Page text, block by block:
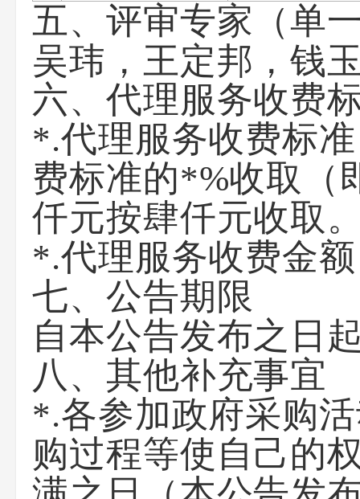
五、评审专家（单
吴玮，王定邦，钱
六、代理服务收费
*.代理服务收费标
费标准的*%收取（
仟元按肆仟元收取
*.代理服务收费金
七、公告期限
自本公告发布之日
八、其他补充事宜
*.各参加政府采购
购过程等使自己的